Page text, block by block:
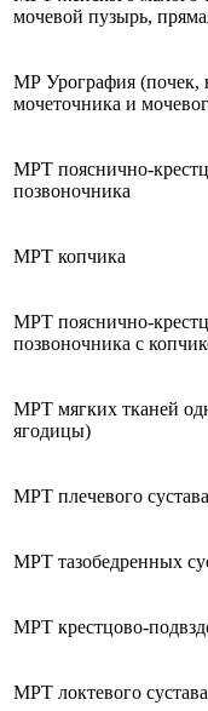
мочевой пузырь,
МР Урография (почек,
мочеточника и
МРТ пояснично-
позвоночника
МРТ копчика
МРТ пояснично-
позвоночника с
МРТ мягких тканей
ягодицы)
МРТ плечевого
МРТ тазобедренных
МРТ крестцово-
МРТ локтевого